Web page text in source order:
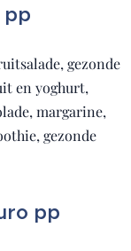
pp
gezonde
en yoghurt,
margarine,
gezonde
pp